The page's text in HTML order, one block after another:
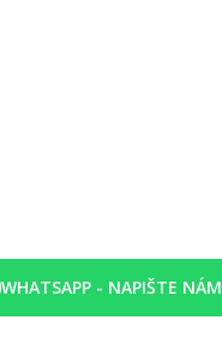
WHATSAPP - NAPIŠTE NÁM